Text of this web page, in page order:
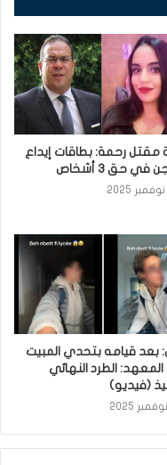
مقتل رحمة: بطاقات إيداع
في حق 3 أشخاص
بعد قيامه بتحدي المبيت
الطرد النهائي
(فيديو)